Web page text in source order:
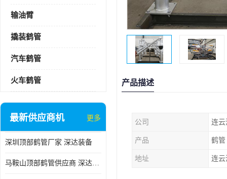
输油臂
撬装鹤管
汽车鹤管
火车鹤管
最新供应商机 更多
深圳顶部鹤管厂家 深达装备
马鞍山顶部鹤管供应商 深达装备
产品描述
公司 连云
产品 鹤管
地址 连云